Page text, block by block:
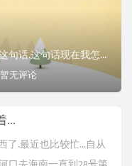
--- --- 活着就要多折腾折腾!我一直在说这句话.这句话现在我怎么越看越觉得哪里不对了?本来自己的时间就不是很多,早出晚归,厂里基本没什么上网的时间....
暂无评论
...
了.最近也比较忙...自从